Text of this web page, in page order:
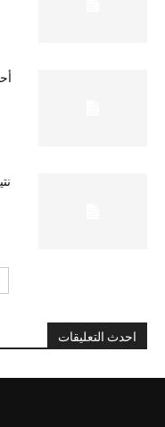
احدث التعليقات